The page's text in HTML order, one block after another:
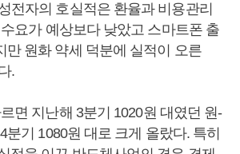
전자의 호실적은 환율과 비용관리
수요가 예상보다 낮았고 스마트폰 출
만 원화 약세 덕분에 실적이 오른
.
면 지난해 3분기 1020원 대였던 원-
분기 1080원 대로 크게 올랐다. 특히